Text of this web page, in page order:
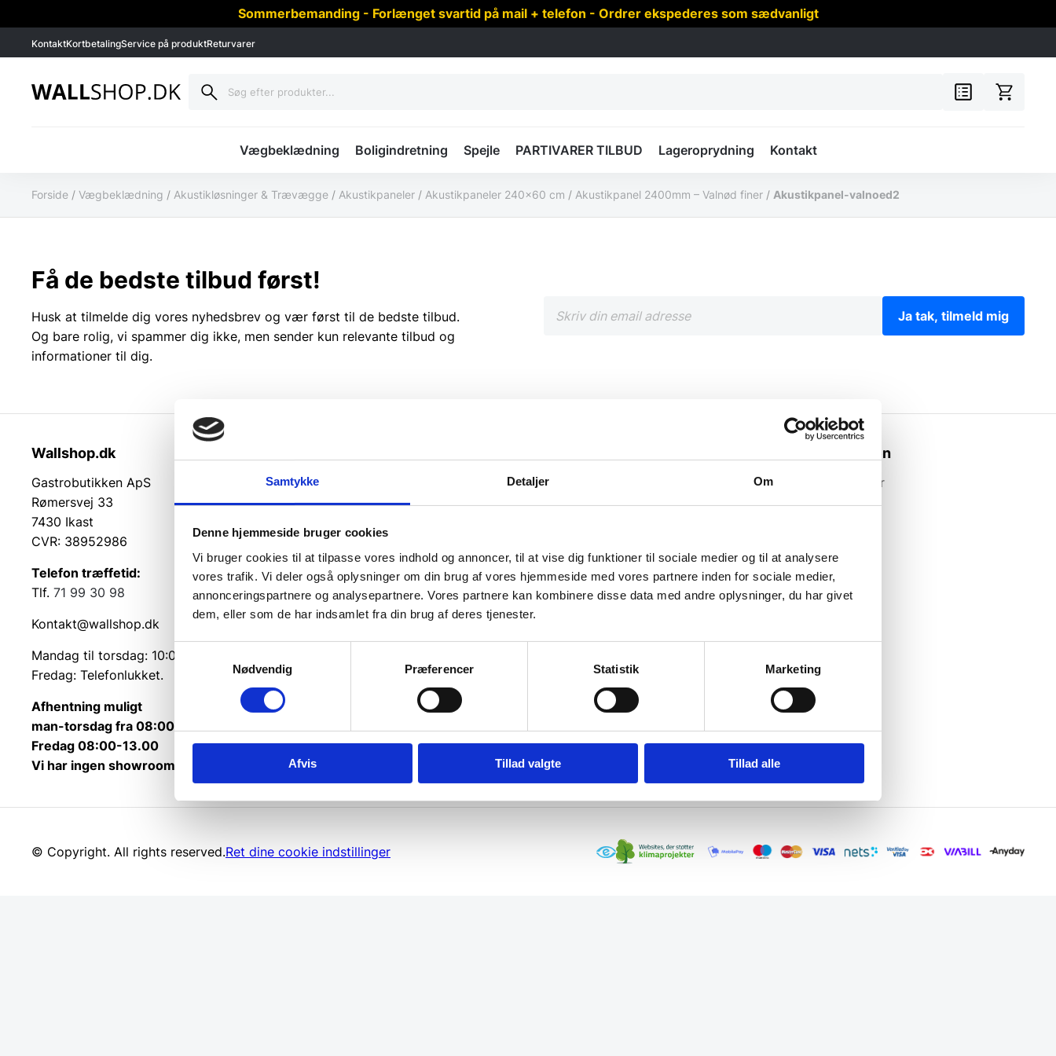
Samtykke Detaljer Om
Denne hjemmeside bruger cookies
Vi bruger cookies til at tilpasse vores indhold og annoncer, til at vise dig funktioner til sociale medier og til at analysere
vores trafik. Vi deler også oplysninger om din brug af vores hjemmeside med vores partnere inden for sociale medier,
annonceringspartnere og analysepartnere. Vores partnere kan kombinere disse data med andre oplysninger, du har givet
dem, eller som de har indsamlet fra din brug af deres tjenester.
Samtykkevalg
Nødvendig
Præferencer Statistik Marketing
Afvis Tillad valgte Tillad alle
Sommerbemanding - Forlænget svartid på mail + telefon - Ordrer ekspederes som sædvanligt
KontaktKortbetalingService på produktReturvarer
Vægbeklædning Boligindretning Spejle PARTIVARER TILBUD Lageroprydning Kontakt
Forside / Vægbeklædning / Akustikløsninger & Trævægge / Akustikpaneler / Akustikpaneler 240x60 cm / Akustikpanel 2400mm – Valnød finer / Akustikpanel-valnoed2
Få de bedste tilbud først!
Husk at tilmelde dig vores nyhedsbrev og vær først til de bedste tilbud.
Og bare rolig, vi spammer dig ikke, men sender kun relevante tilbud og
informationer til dig.
Ja tak, tilmeld mig
Wallshop.dk
Gastrobutikken ApS
Rømersvej 33
7430 Ikast
CVR: 38952986
Telefon træffetid:
Tlf. 71 99 30 98
Kontakt@wallshop.dk
Mandag til torsdag: 10:00 – 14:00.
Fredag: Telefonlukket.
Afhentning muligt
man-torsdag fra 08:00-16:00.
Fredag 08:00-13.00
Vi har ingen showroom.
Kundeservice
Kontakt
Returvarer
Betingelser og garanti
Cookie info
Forside
Kortbetaling
Webshoppen
Alle produkter
© Copyright. All rights reserved.Ret dine cookie indstillinger